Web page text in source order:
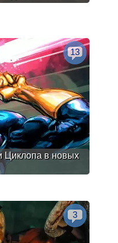
Циклопа в новых
13
3